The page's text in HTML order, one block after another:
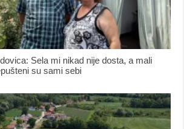
Sela mi nikad nije dosta, a mali
su sami sebi